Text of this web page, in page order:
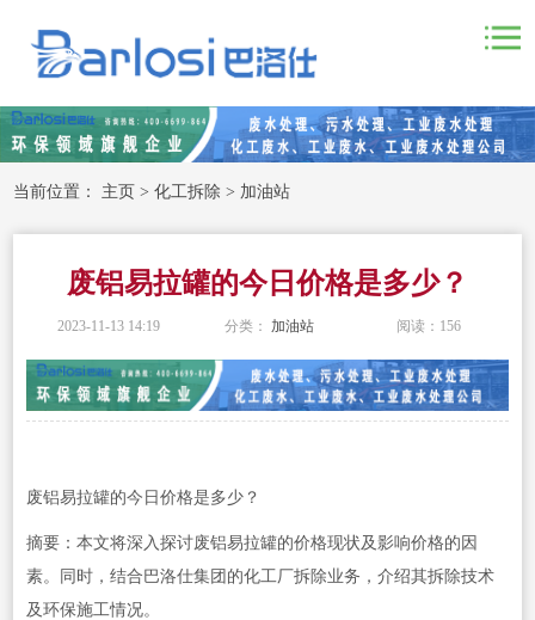
当前位置： 主页 >化工拆除 > 加油站
废铝易拉罐的今日价格是多少？
2023-11-13 14:19 分类：加油站 阅读： 156
废铝易拉罐的今日价格是多少？
摘要：本文将深入探讨废铝易拉罐的价格现状及影响价格的因
素。同时，结合巴洛仕集团的化工厂拆除业务，介绍其拆除技术
及环保施工情况。